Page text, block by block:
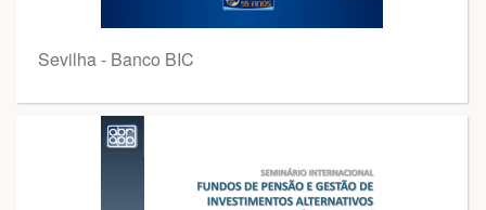
Sevilha - Banco BIC